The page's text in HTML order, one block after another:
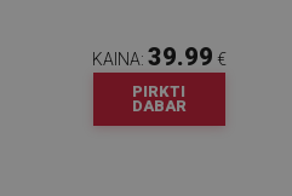
KAINA: 39.99 €
PIRKTI
DABAR